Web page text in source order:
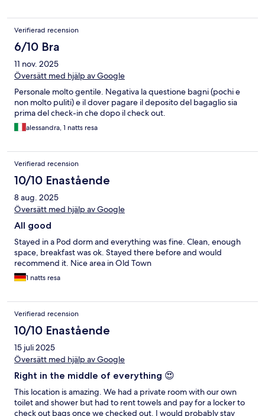
Verifierad recension
6/10 Bra
11 nov. 2025
Översätt med hjälp av Google
Personale molto gentile. Negativa la questione bagni (pochi e
non molto puliti) e il dover pagare il deposito del bagaglio sia
prima del check-in che dopo il check out.
alessandra, 1 natts resa
Verifierad recension
10/10 Enastående
8 aug. 2025
Översätt med hjälp av Google
All good
Stayed in a Pod dorm and everything was fine. Clean, enough
space, breakfast was ok. Stayed there before and would
recommend it. Nice area in Old Town
1 natts resa
Verifierad recension
10/10 Enastående
15 juli 2025
Översätt med hjälp av Google
Right in the middle of everything 😍
This location is amazing. We had a private room with our own
toilet and shower but had to rent towels and pay for a locker to
check out bags once we checked out. I would probably stay